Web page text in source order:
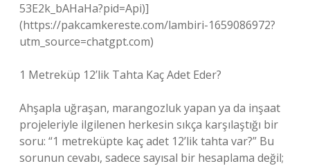
53E2k_bAHaHa?pid=Api)]
(https://pakcamkereste.com/lambiri-1659086972?
utm_source=chatgpt.com)
1 Metreküp 12’lik Tahta Kaç Adet Eder?
Ahşapla uğraşan, marangozluk yapan ya da inşaat
projeleriyle ilgilenen herkesin sıkça karşılaştığı bir
soru: “1 metreküpte kaç adet 12’lik tahta var?” Bu
sorunun cevabı, sadece sayısal bir hesaplama değil;